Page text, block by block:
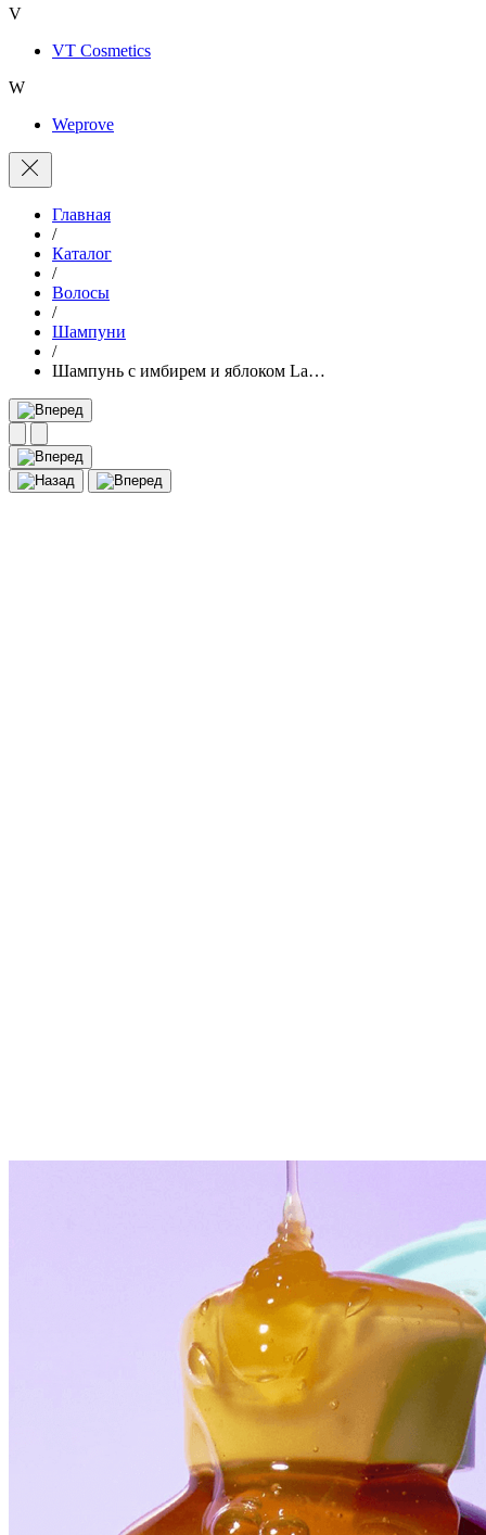
V
VT Cosmetics
W
Weprove
Главная
/
Каталог
/
Волосы
/
Шампуни
/
Шампунь с имбирем и яблоком La…